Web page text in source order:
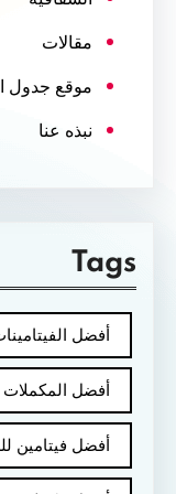
مقالات
موقع جدول
نبذه عنا
Tags
أفضل
أفضل المكملات
أفضل فيتامين